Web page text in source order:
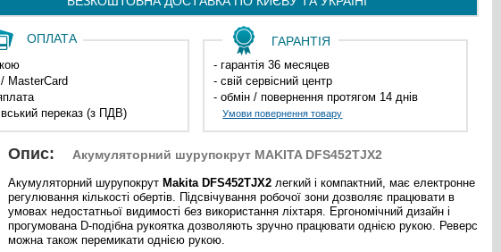
ОПЛАТА
MasterCard
переказ (з ПДВ)
ГАРАНТІЯ
- гарантія 36 месяцев
- свій сервісний центр
- обмін / повернення протягом 14 днів
Умови повернення товару
Опис: Акумуляторний шурупокрут MAKITA DFS452TJX2
Акумуляторний шурупокрут Makita DFS452TJX2 легкий і компактний, має електронне
регулювання кількості обертів. Підсвічування робочої зони дозволяє працювати в
умовах недостатньої видимості без використання ліхтаря. Ергономічний дизайн і
прогумована D-подібна рукоятка дозволяють зручно працювати однією рукою. Реверс
можна також перемикати однією рукою.